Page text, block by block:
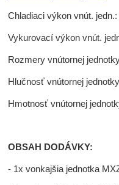
Chladiaci výkon vnút.
Vykurovací výkon vnút.
Rozmery vnútornej
Hlučnosť vnútornej
Hmotnosť vnútornej
OBSAH DODÁVKY:
- 1x vonkajšia jednotka